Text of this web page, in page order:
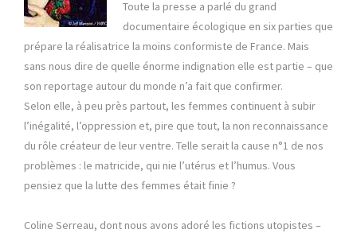
Toute la presse a parlé du grand
documentaire écologique en six parties que
prépare la réalisatrice la moins conformiste de France. Mais
sans nous dire de quelle énorme indignation elle est partie – que
son reportage autour du monde n’a fait que confirmer.
Selon elle, à peu près partout, les femmes continuent à subir
l’inégalité, l’oppression et, pire que tout, la non reconnaissance
du rôle créateur de leur ventre. Telle serait la cause n°1 de nos
problèmes : le matricide, qui nie l’utérus et l’humus. Vous
pensiez que la lutte des femmes était finie ?
Coline Serreau, dont nous avons adoré les fictions utopistes –